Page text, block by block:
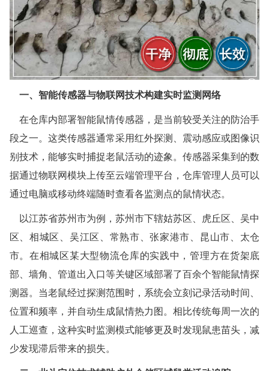
海安白蚁防治
泰州白蚁防治
兴化白蚁防治
靖江白蚁防治
泰兴白蚁防治
宝应白蚁防治
高邮白蚁防治
镇江白蚁防治
扬中白蚁防治
句容白蚁防治
一、智能传感器与物联网技术构建实时监测网络
在仓库内部署智能鼠情传感器，是当前较受关注的防治手
段之一。这类传感器通常采用红外探测、震动感应或图像识
别技术，能够实时捕捉老鼠活动的迹象。传感器采集到的数
据通过物联网模块上传至云端管理平台，仓库管理人员可以
通过电脑或移动终端随时查看各监测点的鼠情状态。
以江苏省苏州市为例，苏州市下辖姑苏区、虎丘区、吴中
区、相城区、吴江区、常熟市、张家港市、昆山市、太仓
市。在相城区某大型物流仓库的实践中，管理方在货架底
部、墙角、管道出入口等关键区域部署了百余个智能鼠情探
测器。当老鼠经过探测范围时，系统会立刻记录活动时间、
位置和频率，并自动生成鼠情热力图。相比传统每周一次的
人工巡查，这种实时监测模式能够更及时发现鼠患苗头，减
少发现滞后带来的损失。